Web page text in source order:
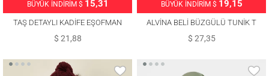
BÜYÜK İNDİRİM $ 15,31
TAŞ DETAYLI KADİFE EŞOFMAN
TUNİK T 43451
$ 21,88
BÜYÜK İNDİRİM $ 19,15
ALVİNA BELİ BÜZGÜLÜ TUNİK T
$ 27,35